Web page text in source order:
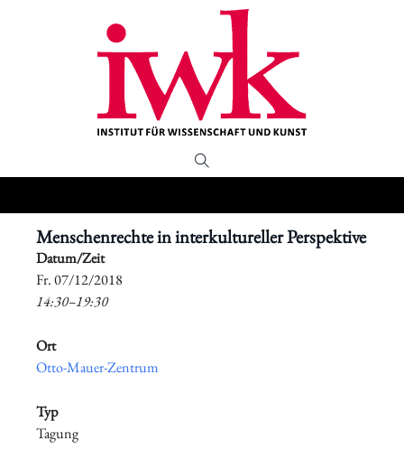
Menschenrechte in interkultureller Perspektive
Datum/Zeit
​Fr. 07/12/2018
14:30–19:30
Ort
Otto-Mauer-Zentrum
Typ
Tagung